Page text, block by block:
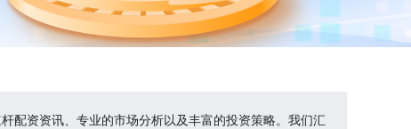
配资资讯、专业的市场分析以及丰富的投资策略。我们汇